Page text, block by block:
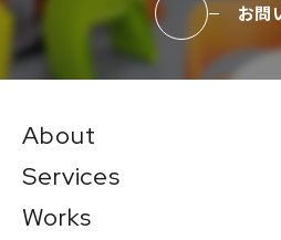
お問
About
Services
Works